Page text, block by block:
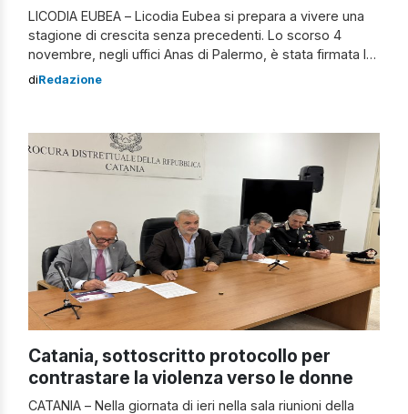
LICODIA EUBEA – Licodia Eubea si prepara a vivere una
stagione di crescita senza precedenti. Lo scorso 4
novembre, negli uffici Anas di Palermo, è stata firmata la
convenzione che destina al Comune un finanziamento di
Ragusa. Un risultato storico, […]
diRedazione
Catania, sottoscritto protocollo per
contrastare la violenza verso le donne
CATANIA – Nella giornata di ieri nella sala riunioni della